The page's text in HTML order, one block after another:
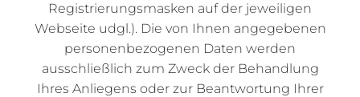
Registrierungsmasken auf der jeweiligen
Webseite udgl.). Die von Ihnen angegebenen
personenbezogenen Daten werden
ausschließlich zum Zweck der Behandlung
Ihres Anliegens oder zur Beantwortung Ihrer